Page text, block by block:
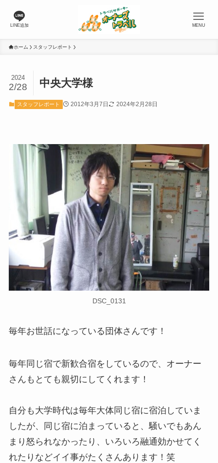
LINE追加 MENU
ホーム スタッフレポート
中央大学様
2024
2/28
スタッフレポート 2012年3月7日 2024年2月28日
DSC_0131
毎年お世話になっている団体さんです！
毎年同じ宿で新歓合宿をしているので、オーナー
さんもとても親切にしてくれます！
自分も大学時代は毎年大体同じ宿に宿泊していま
したが、同じ宿に泊まっていると、騒いでもあん
まり怒られなかったり、いろいろ融通効かせてく
れたりなどイイ事がたくさんあります！笑